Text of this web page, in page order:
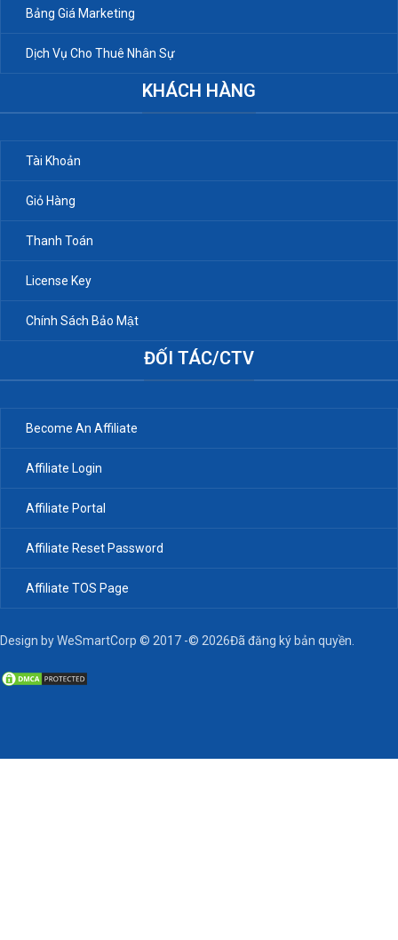
Bảng Giá Marketing
Dịch Vụ Cho Thuê Nhân Sự
KHÁCH HÀNG
Tài Khoản
Giỏ Hàng
Thanh Toán
License Key
Chính Sách Bảo Mật
ĐỐI TÁC/CTV
Become An Affiliate
Affiliate Login
Affiliate Portal
Affiliate Reset Password
Affiliate TOS Page
Design by WeSmartCorp © 2017 -© 2026Đã đăng ký bản quyền.